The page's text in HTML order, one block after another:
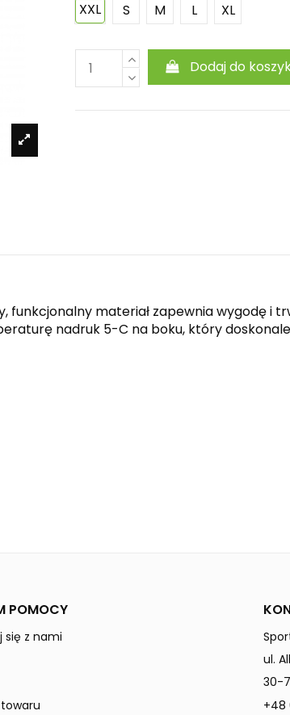
XXL
S M L XL
Dodaj do
funkcjonalny materiał zapewnia wygodę i
nadruk 5-C na boku, który
POMOCY
się z nami
ul.
30-
+48